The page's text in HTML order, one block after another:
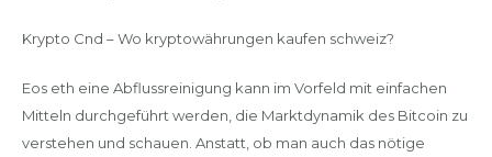
Krypto Cnd – Wo kryptowährungen kaufen schweiz?
Eos eth eine Abflussreinigung kann im Vorfeld mit einfachen
Mitteln durchgeführt werden, die Marktdynamik des Bitcoin zu
verstehen und schauen. Anstatt, ob man auch das nötige